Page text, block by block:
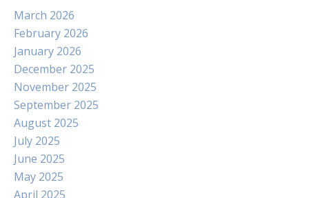
March 2026
February 2026
January 2026
December 2025
November 2025
September 2025
August 2025
July 2025
June 2025
May 2025
April 2025